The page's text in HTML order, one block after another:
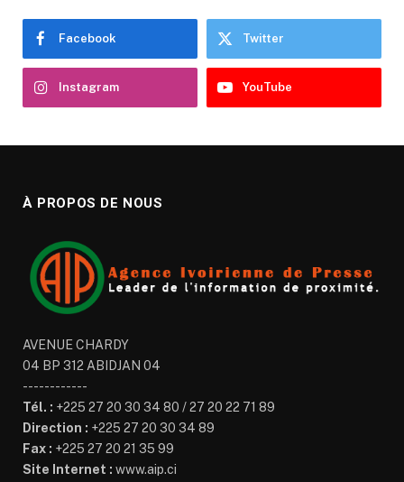
Facebook Twitter
Instagram YouTube
À PROPOS DE NOUS
AVENUE CHARDY
04 BP 312 ABIDJAN 04
------------
Tél. : +225 27 20 30 34 80 / 27 20 22 71 89
Direction : +225 27 20 30 34 89
Fax : +225 27 20 21 35 99
Site Internet : www.aip.ci